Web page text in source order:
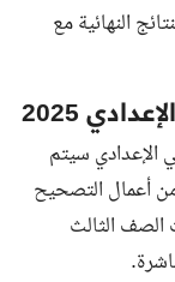
النهائية مع
2025
الإعدادي سيتم
من أعمال التصحيح
الصف الثالث